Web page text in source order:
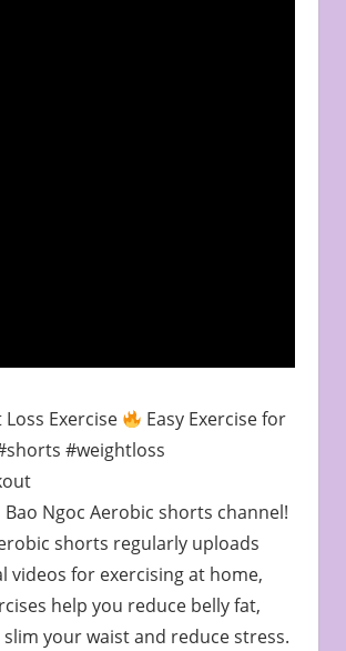
Loss Exercise
Easy Exercise for
#weightloss
Ngoc Aerobic shorts channel!
shorts regularly uploads
videos for exercising at home,
help you reduce belly fat,
slim your waist and reduce stress.